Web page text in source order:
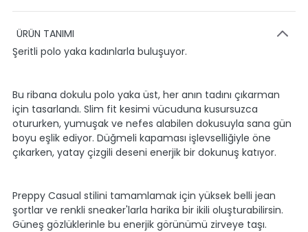
ÜRÜN TANIMI
Şeritli polo yaka kadınlarla buluşuyor.
Bu ribana dokulu polo yaka üst, her anın tadını çıkarman
için tasarlandı. Slim fit kesimi vücuduna kusursuzca
otururken, yumuşak ve nefes alabilen dokusuyla sana gün
boyu eşlik ediyor. Düğmeli kapaması işlevselliğiyle öne
çıkarken, yatay çizgili deseni enerjik bir dokunuş katıyor.
Preppy Casual stilini tamamlamak için yüksek belli jean
şortlar ve renkli sneaker'larla harika bir ikili oluşturabilirsin.
Güneş gözlüklerinle bu enerjik görünümü zirveye taşı.